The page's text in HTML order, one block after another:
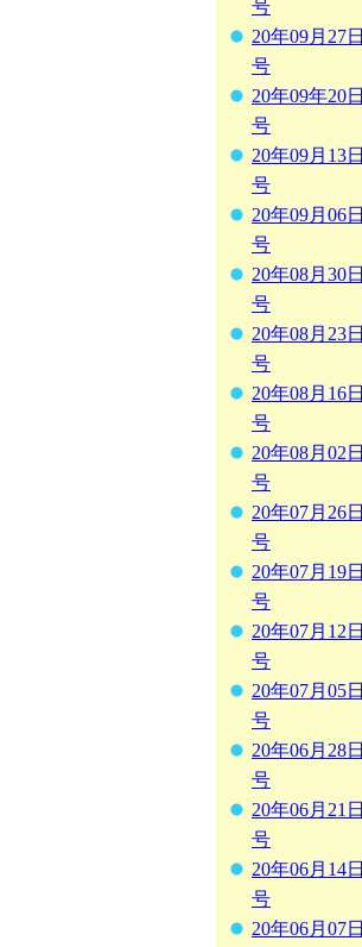
号
20年09月27日
号
20年09年20日
号
20年09月13日
号
20年09月06日
号
20年08月30日
号
20年08月23日
号
20年08月16日
号
20年08月02日
号
20年07月26日
号
20年07月19日
号
20年07月12日
号
20年07月05日
号
20年06月28日
号
20年06月21日
号
20年06月14日
号
20年06月07日